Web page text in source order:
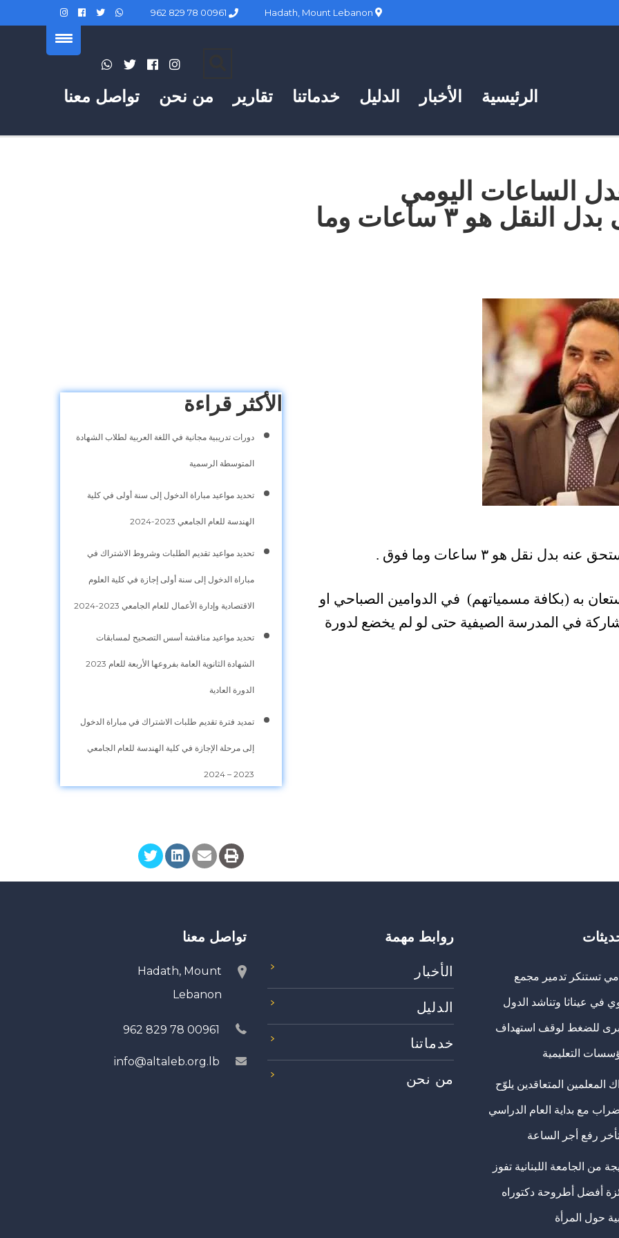
تواصل معنا من نحن تقارير خدماتنا الدليل الأخبار الرئيسية
الساعات اليومي
المطلوب للحصول على بدل النقل هو ٣ ساعات وما
نقل هو ٣ ساعات وما فوق .
به (بكافة مسمياتهم) في الدوامين الصباحي او
في المدرسة الصيفية حتى لو لم يخضع لدورة
الأكثر قراءة
دورات تدريبية مجانية في اللغة العربية لطلاب الشهادة
المتوسطة الرسمية
تحديد مواعيد مباراة الدخول إلى سنة أولى في كلية
الهندسة للعام الجامعي 2023-2024
تحديد مواعيد تقديم الطلبات وشروط الاشتراك في
مباراة الدخول إلى سنة أولى إجازة في كلية العلوم
الاقتصادية وإدارة الأعمال للعام الجامعي 2023-2024
تحديد مواعيد مناقشة أسس التصحيح لمسابقات
الشهادة الثانوية العامة بفروعها الأربعة للعام 2023
الدورة العادية
تمديد فترة تقديم طلبات الاشتراك في مباراة الدخول
إلى مرحلة الإجازة في كلية الهندسة للعام الجامعي
2023 – 2024
تستنكر تدمير مجمع
في عيناثا وتناشد الدول
للضغط لوقف استهداف
التعليمية
المعلمين المتعاقدين يلوّح
مع بداية العام الدراسي
تأخر رفع أجر الساعة
من الجامعة اللبنانية تفوز
أفضل أطروحة دكتوراه
حول المرأة
روابط مهمة
الأخبار
الدليل
خدماتنا
من نحن
تواصل معنا
Hadath, Mount
Lebanon
00961 78 829 962
info@altaleb.org.lb